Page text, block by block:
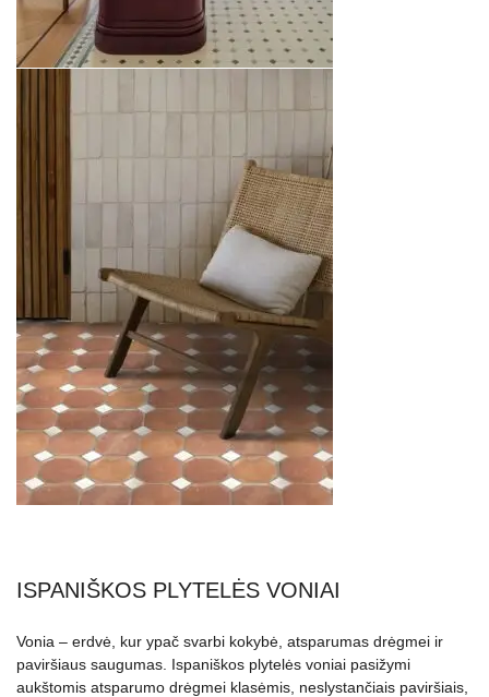
ISPANIŠKOS PLYTELĖS VONIAI
Vonia – erdvė, kur ypač svarbi kokybė, atsparumas drėgmei ir
paviršiaus saugumas. Ispaniškos plytelės voniai pasižymi
aukštomis atsparumo drėgmei klasėmis, neslystančiais paviršiais,